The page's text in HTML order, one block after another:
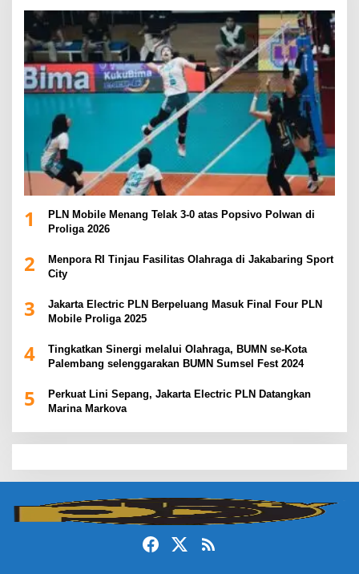
1
PLN Mobile Menang Telak 3-0 atas Popsivo Polwan di
Proliga 2026
2
Menpora RI Tinjau Fasilitas Olahraga di Jakabaring Sport
City
3
Jakarta Electric PLN Berpeluang Masuk Final Four PLN
Mobile Proliga 2025
4
Tingkatkan Sinergi melalui Olahraga, BUMN se-Kota
Palembang selenggarakan BUMN Sumsel Fest 2024
5
Perkuat Lini Sepang, Jakarta Electric PLN Datangkan
Marina Markova
slot demo
slot gacor
slot gacor hari ini